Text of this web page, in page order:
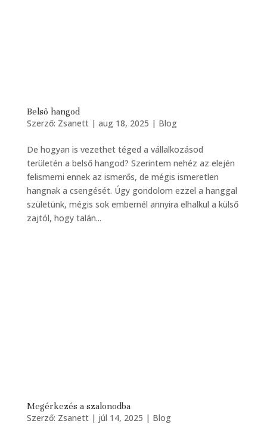
Belső hangod
Szerző: Zsanett| aug 18, 2025 | Blog
De hogyan is vezethet téged a vállalkozásod
területén a belső hangod? Szerintem nehéz az elején
felismerni ennek az ismerős, de mégis ismeretlen
hangnak a csengését. Úgy gondolom ezzel a hanggal
születünk, mégis sok embernél annyira elhalkul a külső
zajtól, hogy talán...
Megérkezés a szalonodba
Szerző: Zsanett| júl 14, 2025 | Blog